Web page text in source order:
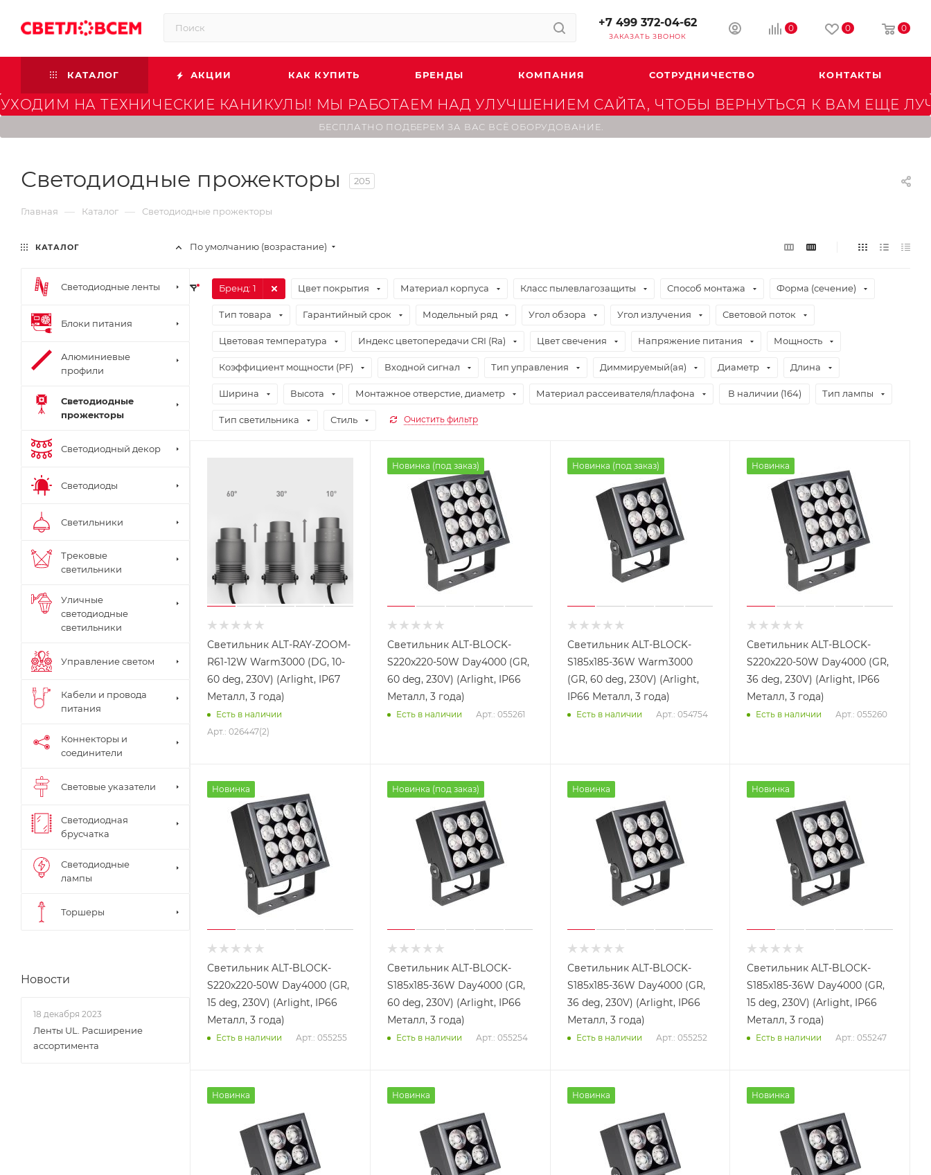
+7 499 372-04-62
ЗАКАЗАТЬ ЗВОНОК
0 0 0
КАТАЛОГ АКЦИИ КАК КУПИТЬ БРЕНДЫ КОМПАНИЯ СОТРУДНИЧЕСТВО КОНТАКТЫ
УХОДИМ НА ТЕХНИЧЕСКИЕ КАНИКУЛЫ! МЫ РАБОТАЕМ НАД УЛУЧШЕНИЕМ САЙТА, ЧТОБЫ ВЕРНУТЬСЯ К ВАМ ЕЩЕ
БЕСПЛАТНО ПОДБЕРЕМ ЗА ВАС ВСЁ ОБОРУДОВАНИЕ.
Светодиодные прожекторы 205
Главная — Каталог — Светодиодные прожекторы
По умолчанию (возрастание)
Бренд: 1 Цвет покрытия Материал корпуса Класс пылевлагозащиты Способ монтажа Форма (сечение)
Тип товара Гарантийный срок Модельный ряд Угол обзора Угол излучения Световой поток
Цветовая температура Индекс цветопередачи CRI (Ra) Цвет свечения Напряжение питания Мощность
Коэффициент мощности (PF) Входной сигнал Тип управления Диммируемый(ая) Диаметр Длина
Ширина Высота Монтажное отверстие, диаметр Материал рассеивателя/плафона В наличии (164) Тип лампы
Тип светильника Стиль Очистить фильтр
Светильник ALT-RAY-ZOOM-
R61-12W Warm3000 (DG, 10-
60 deg, 230V) (Arlight, IP67
Металл, 3 года)
Есть в наличии
Арт.: 026447(2)
Новинка (под заказ)
Светильник ALT-BLOCK-
S220x220-50W Day4000 (GR,
60 deg, 230V) (Arlight, IP66
Металл, 3 года)
Есть в наличии Арт.: 055261
Новинка (под заказ)
Светильник ALT-BLOCK-
S185x185-36W Warm3000
(GR, 60 deg, 230V) (Arlight,
IP66 Металл, 3 года)
Есть в наличии Арт.: 054754
Новинка
Светильник ALT-BLOCK-
S220x220-50W Day4000 (GR,
36 deg, 230V) (Arlight, IP66
Металл, 3 года)
Есть в наличии Арт.: 055260
Новинка
Светильник ALT-BLOCK-
S220x220-50W Day4000 (GR,
15 deg, 230V) (Arlight, IP66
Металл, 3 года)
Есть в наличии Арт.: 055255
Новинка (под заказ)
Светильник ALT-BLOCK-
S185x185-36W Day4000 (GR,
60 deg, 230V) (Arlight, IP66
Металл, 3 года)
Есть в наличии Арт.: 055254
Новинка
Светильник ALT-BLOCK-
S185x185-36W Day4000 (GR,
36 deg, 230V) (Arlight, IP66
Металл, 3 года)
Есть в наличии Арт.: 055252
Новинка
Светильник ALT-BLOCK-
S185x185-36W Day4000 (GR,
15 deg, 230V) (Arlight, IP66
Металл, 3 года)
Есть в наличии Арт.: 055247
Новинка Новинка Новинка Новинка
КАТАЛОГ
Светодиодные ленты
Блоки питания
Алюминиевые
профили
Светодиодные
прожекторы
Светодиодный декор
Светодиоды
Светильники
Трековые
светильники
Уличные
светодиодные
светильники
Управление светом
Кабели и провода
питания
Коннекторы и
соединители
Световые указатели
Светодиодная
брусчатка
Светодиодные
лампы
Торшеры
Новости
18 декабря 2023
Ленты UL. Расширение
ассортимента